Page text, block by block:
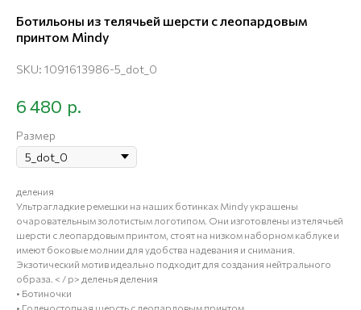
Ботильоны из телячьей шерсти с леопардовым
принтом Mindy
SKU: 1091613986-5_dot_0
6 480 р.
Размер
деления
Ультрагладкие ремешки на наших ботинках Mindy украшены
очаровательным золотистым логотипом. Они изготовлены из телячьей
шерсти с леопардовым принтом, стоят на низком наборном каблуке и
имеют боковые молнии для удобства надевания и снимания.
Экзотический мотив идеально подходит для создания нейтрального
образа. < / p> деленья деления
• Ботиночки
• Голеностопная шерсть с леопардовым принтом